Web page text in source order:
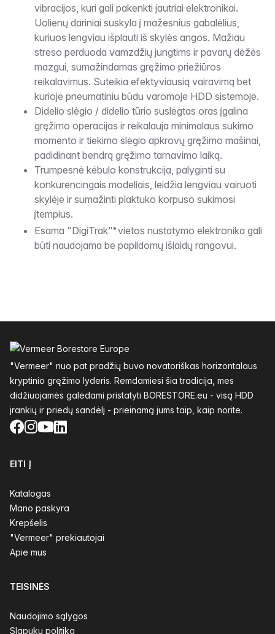
vibracijos, kuri gali pakenkti jautriai elektronikai.
Uolienų dariniai suskyla į mažesnius gabalėlius,
kuriuos lengviau išplauti iš skylės angos. Mažiau
streso perduoda vamzdžių jungtims ir pavarų dėžės
mazgui, sumažindamas gręžimo priežiūros
reikalavimus. Suteikia efektyviausią vairavimą bet
kurioje pneumatiniu būdu varomoje HDD sistemoje.
Didelio slėgio / didelio tūrio suslėgtas oras įgalina
gręžimo operacijas ir reikalauja minimalaus sukimo
momento ir tiekimo slėgio apkrovų gręžimo mašinai,
padidinant bendrą gręžimo tarnavimo laiką.
Trumpesnė kėbulo konstrukcija, palyginti su
konkurencingais modeliais, leidžia lengviau vairuoti
skylėje ir sumažinti plaktuko korpuso sukimosi
įtempius.
Esama "DigiTrak"® vietos nustatymo elektronika gali
būti naudojama be papildomų išlaidų rangovui.
"Vermeer" nuo pat pradžių buvo novatoriškas horizontalaus
kryptinio gręžimo lyderis. Remdamiesi šia tradicija, mes
didžiuojamės galėdami pristatyti BORESTORE.eu - visą HDD
įrankių ir priedų sandėlį - prieinamą jums taip, kaip norite.
Facebook
Instagram
YouTube
LinkedIn
EITI Į
Katalogas
Mano paskyra
Krepšelis
"Vermeer" prekiautojai
Apie mus
TEISINĖS
Naudojimo sąlygos
Slapukų politika